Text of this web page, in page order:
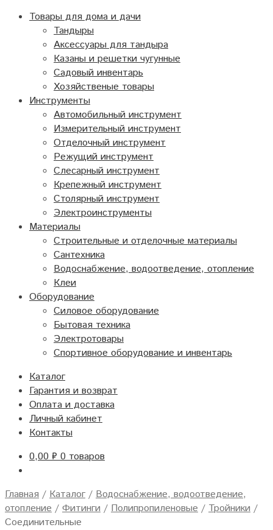
Товары для дома и дачи
Тандыры
Аксессуары для тандыра
Казаны и решетки чугунные
Садовый инвентарь
Хозяйственые товары
Инструменты
Автомобильный инструмент
Измерительный инструмент
Отделочный инструмент
Режущий инструмент
Слесарный инструмент
Крепежный инструмент
Столярный инструмент
Электроинструменты
Материалы
Строительные и отделочные материалы
Сантехника
Водоснабжение, водоотведение, отопление
Клеи
Оборудование
Силовое оборудование
Бытовая техника
Электротовары
Спортивное оборудование и инвентарь
Каталог
Гарантия и возврат
Оплата и доставка
Личный кабинет
Контакты
0,00₽ 0 товаров
Главная / Каталог / Водоснабжение, водоотведение,
отопление / Фитинги / Полипропиленовые / Тройники /
Соединительные